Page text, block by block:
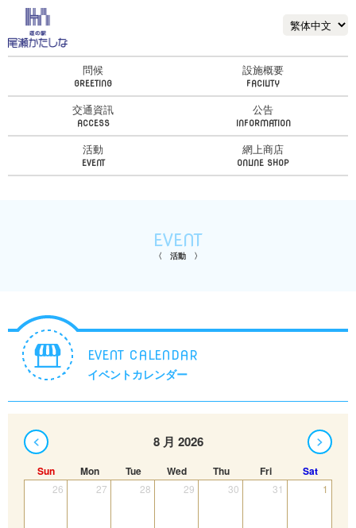
問候 設施概要
交通資訊 公告
活動 網上商店
EVENT
活動
EVENT CALENDAR
イベントカレンダー
8 月 2026
Sun Mon Tue Wed Thu Fri Sat
26 27 28 29 30 31 1